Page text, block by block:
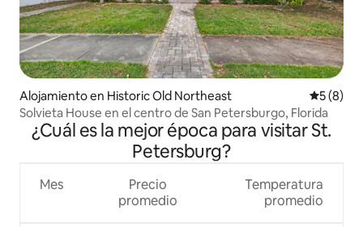
Alojamiento en Historic Old Northeast
5 (8)
Solvieta House en el centro de San Petersburgo, Florida
¿Cuál es la mejor época para visitar St.
Petersburg?
Mes
Precio
promedio
Temperatura
promedio